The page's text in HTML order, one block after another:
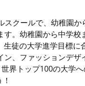
クールで、幼稚園
。幼稚園から中学
徒の大学進学目標
、ファッションデ
界トップ100の大学